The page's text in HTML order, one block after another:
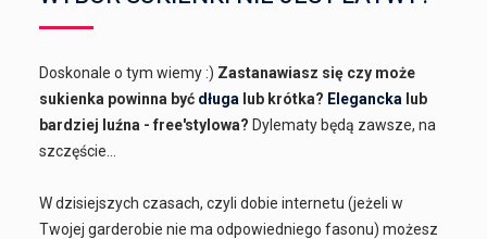
Doskonale o tym wiemy :) Zastanawiasz się czy może
sukienka powinna być długa lub krótka? Elegancka lub
bardziej luźna - free'stylowa? Dylematy będą zawsze, na
szczęście...
W dzisiejszych czasach, czyli dobie internetu (jeżeli w
Twojej garderobie nie ma odpowiedniego fasonu) możesz